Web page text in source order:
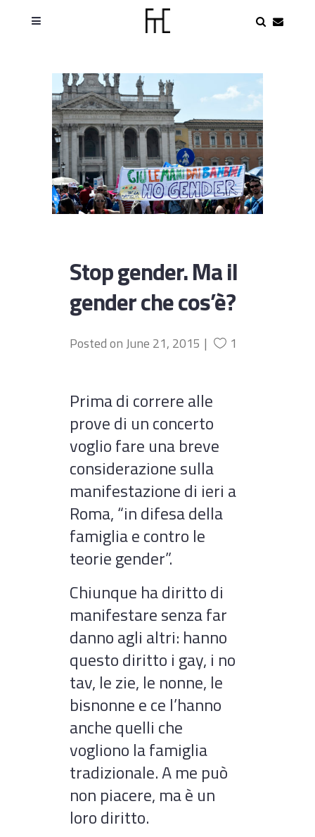
Stop gender. Ma il
gender che cos’è?
Posted onJune 21, 2015 1
Prima di correre alle
prove di un concerto
voglio fare una breve
considerazione sulla
manifestazione di ieri a
Roma, “in difesa della
famiglia e contro le
teorie gender”.
Chiunque ha diritto di
manifestare senza far
danno agli altri: hanno
questo diritto i gay, i no
tav, le zie, le nonne, le
bisnonne e ce l’hanno
anche quelli che
vogliono la famiglia
tradizionale. A me può
non piacere, ma è un
loro diritto.